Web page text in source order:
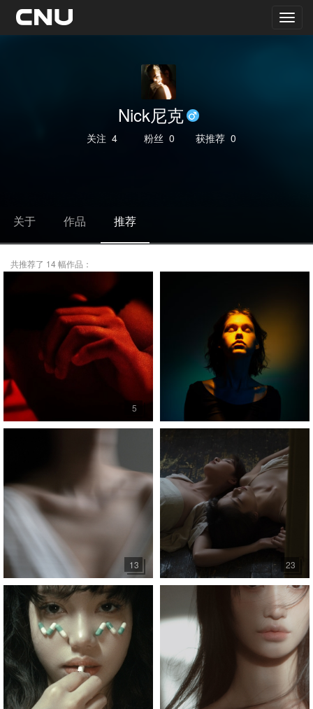
Nick尼克
关注 4 粉丝 0 获推荐 0
关于 作品 推荐
共推荐了 14 幅作品：
5
13 23